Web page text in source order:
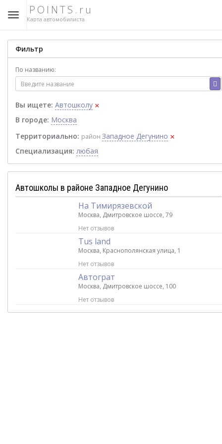
POINTS.ru
Карта автомобилиста
Фильтр
По названию:
Вы ищете: Автошколу ×
В городе: Москва
Территориально: район Западное Дегунино ×
Специализация: любая
Автошколы в районе Западное Дегунино
На Тимирязевской
Москва, Дмитровское шоссе, 79
Нет отзывов
Tus land
Москва, Краснополянская улица, 1
Нет отзывов
Автограт
Москва, Дмитровское шоссе, 100
Нет отзывов